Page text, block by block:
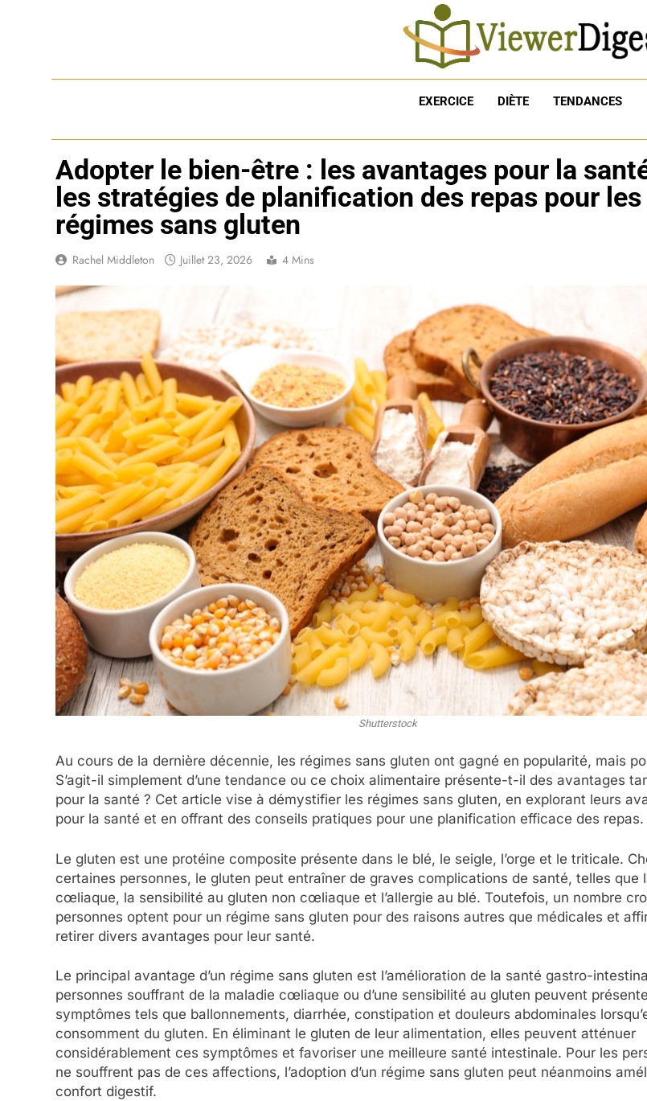
EXERCICE DIÈTE TENDANCES
Adopter le bien-être : les avantages pour la
les stratégies de planification des repas pour les
régimes sans gluten
Rachel Middleton Juillet 23, 2026 4 Mins
Shutterstock
Au cours de la dernière décennie, les régimes sans gluten ont gagné en popularité, mais
S’agit-il simplement d’une tendance ou ce choix alimentaire présente-t-il des avantages
pour la santé ? Cet article vise à démystifier les régimes sans gluten, en explorant leurs
pour la santé et en offrant des conseils pratiques pour une planification efficace des repas.
Le gluten est une protéine composite présente dans le blé, le seigle, l’orge et le triticale.
certaines personnes, le gluten peut entraîner de graves complications de santé, telles que
cœliaque, la sensibilité au gluten non cœliaque et l’allergie au blé. Toutefois, un nombre
personnes optent pour un régime sans gluten pour des raisons autres que médicales et
retirer divers avantages pour leur santé.
Le principal avantage d’un régime sans gluten est l’amélioration de la santé gastro-
personnes souffrant de la maladie cœliaque ou d’une sensibilité au gluten peuvent
symptômes tels que ballonnements, diarrhée, constipation et douleurs abdominales
consomment du gluten. En éliminant le gluten de leur alimentation, elles peuvent atténuer
considérablement ces symptômes et favoriser une meilleure santé intestinale. Pour les
ne souffrent pas de ces affections, l’adoption d’un régime sans gluten peut néanmoins
confort digestif.